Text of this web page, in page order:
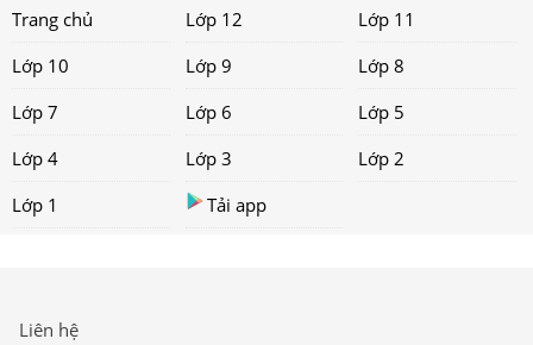
Trang chủ Lớp 12
Lớp 11
Lớp 10
Lớp 9
Lớp 8
Lớp 7
Lớp 6
Lớp 5
Lớp 4
Lớp 3
Lớp 2
Lớp 1
Tải app
Liên hệ